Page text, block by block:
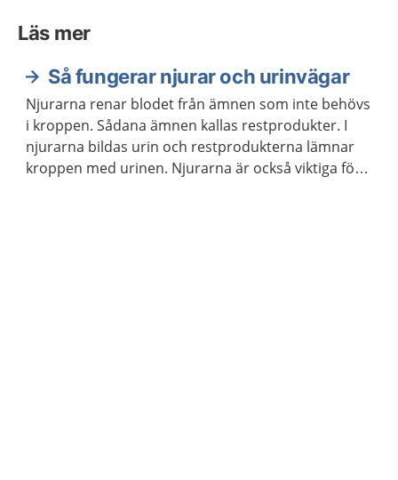
Läs mer
Så fungerar njurar och urinvägar
Njurarna renar blodet från ämnen som inte behövs
i kroppen. Sådana ämnen kallas restprodukter. I
njurarna bildas urin och restprodukterna lämnar
kroppen med urinen. Njurarna är också viktiga för